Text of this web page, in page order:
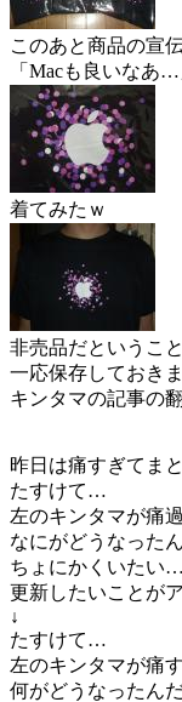
このあと商品の宣
「Macも良いなあ
着てみたｗ
非売品だというこ
一応保存しておき
キンタマの記事の
昨日は痛すぎてま
たすけて…
左のキンタマが痛
なにがどうなった
ちょにかくいたい
更新したいことが
↓
たすけて…
左のキンタマが痛
何がどうなったん